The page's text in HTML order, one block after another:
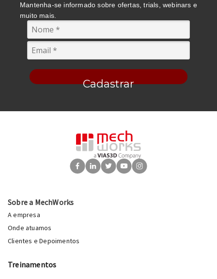
Mantenha-se informado sobre ofertas, trials, webinars e
muito mais.
Cadastrar
Sobre a MechWorks
A empresa
Onde atuamos
Clientes e Depoimentos
Treinamentos